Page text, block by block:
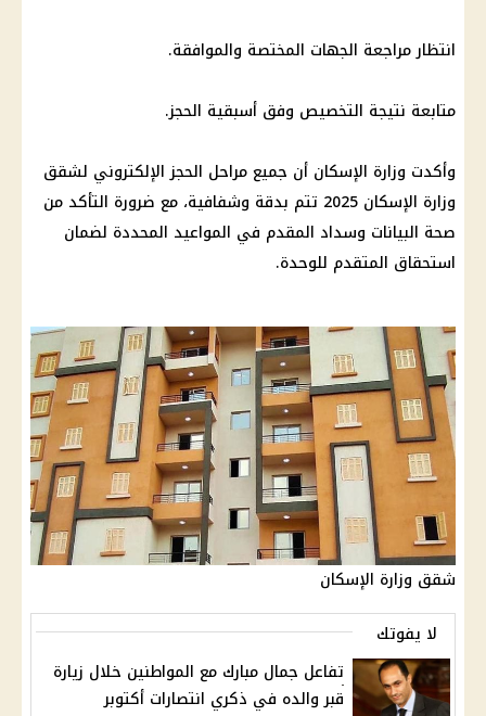
انتظار مراجعة الجهات المختصة والموافقة.
متابعة نتيجة التخصيص وفق أسبقية الحجز.
وأكدت وزارة الإسكان أن جميع مراحل الحجز الإلكتروني لشقق
وزارة الإسكان 2025 تتم بدقة وشفافية، مع ضرورة التأكد من
صحة البيانات وسداد المقدم في المواعيد المحددة لضمان
استحقاق المتقدم للوحدة.
شقق وزارة الإسكان
لا يفوتك
تفاعل جمال مبارك مع المواطنين خلال زيارة
قبر والده في ذكري انتصارات أكتوبر